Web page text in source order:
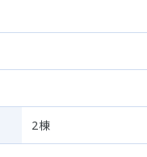
2棟